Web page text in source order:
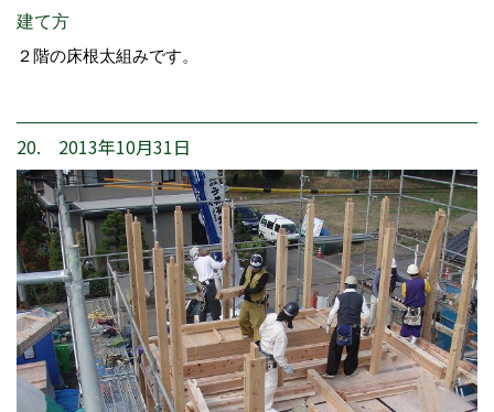
建て方
２階の床根太組みです。
20. 2013年10月31日